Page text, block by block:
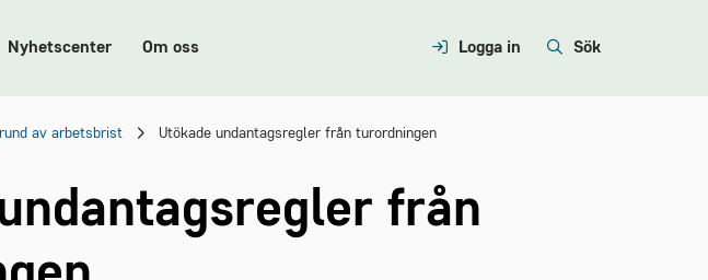
Nyhetscenter Om oss Logga in Sök
av arbetsbrist Utökade undantagsregler från turordningen
från